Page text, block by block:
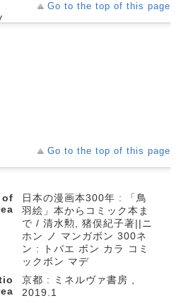
Go to the top of this page
Go to the top of this page
of
日本の漫画本300年 : 「鳥
羽絵」本からコミック本ま
で / 清水勲, 猪俣紀子著||ニ
ホン ノ マンガボン 300ネ
ン : トバエ ボン カラ コミ
ックボン マデ
京都 : ミネルヴァ書房 ,
2019.1